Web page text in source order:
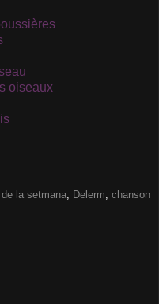
oiseaux
la setmana, Delerm, chanson